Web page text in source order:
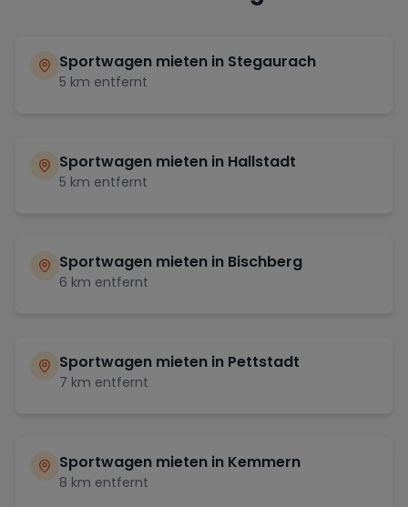
Sportwagen mieten in Stegaurach
5 km entfernt
Sportwagen mieten in Hallstadt
5 km entfernt
Sportwagen mieten in Bischberg
6 km entfernt
Sportwagen mieten in Pettstadt
7 km entfernt
Sportwagen mieten in Kemmern
8 km entfernt